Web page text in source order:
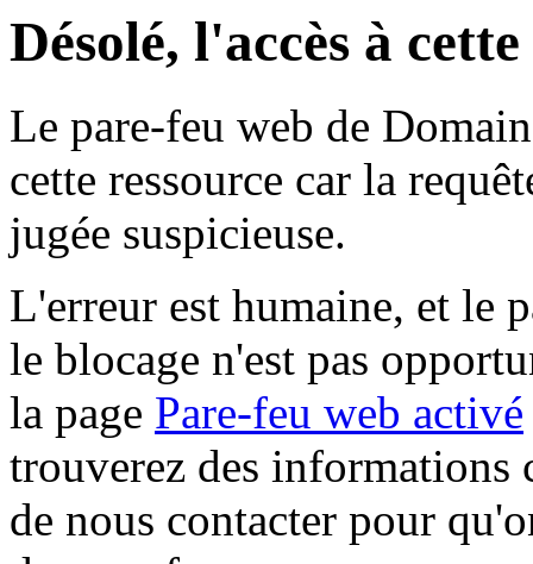
Désolé, l'accès à
Le pare-feu web de
cette ressource car la
jugée suspicieuse.
L'erreur est humaine, et le
le blocage n'est pas
la page Pare-feu web activé
trouverez des informations
de nous contacter pour